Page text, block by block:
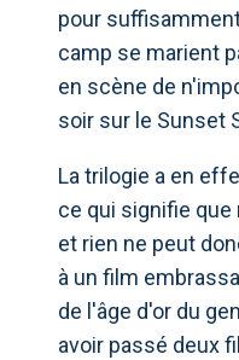
pour
camp se marient
en scène de
soir sur le Sunset
La trilogie a en
ce qui signifie
et rien ne peut
à un film
de l'âge d'or du
avoir passé deux